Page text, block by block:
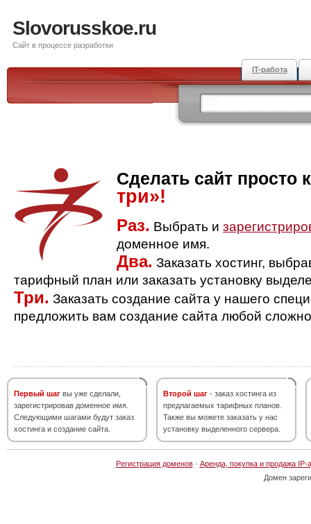
Slovorusskoe.ru
Сайт в процессе разработки
IT-работа
Сделать сайт просто
три»!
Раз. Выбрать и
доменное имя.
Два. Заказать хостинг,
тарифный план или заказать установку
Три. Заказать создание сайта у нашего
предложить вам создание сайта любой
Первый шаг вы уже сделали,
зарегистрировав доменное имя.
Следующими шагами будут заказ
хостинга и создание сайта.
Второй шаг - заказ хостинга из
предлагаемых тарифных планов.
Также вы можете заказать у нас
установку выделенного сервера.
Регистрация доменов· Аренда, покупка и продажа IP-
Домен